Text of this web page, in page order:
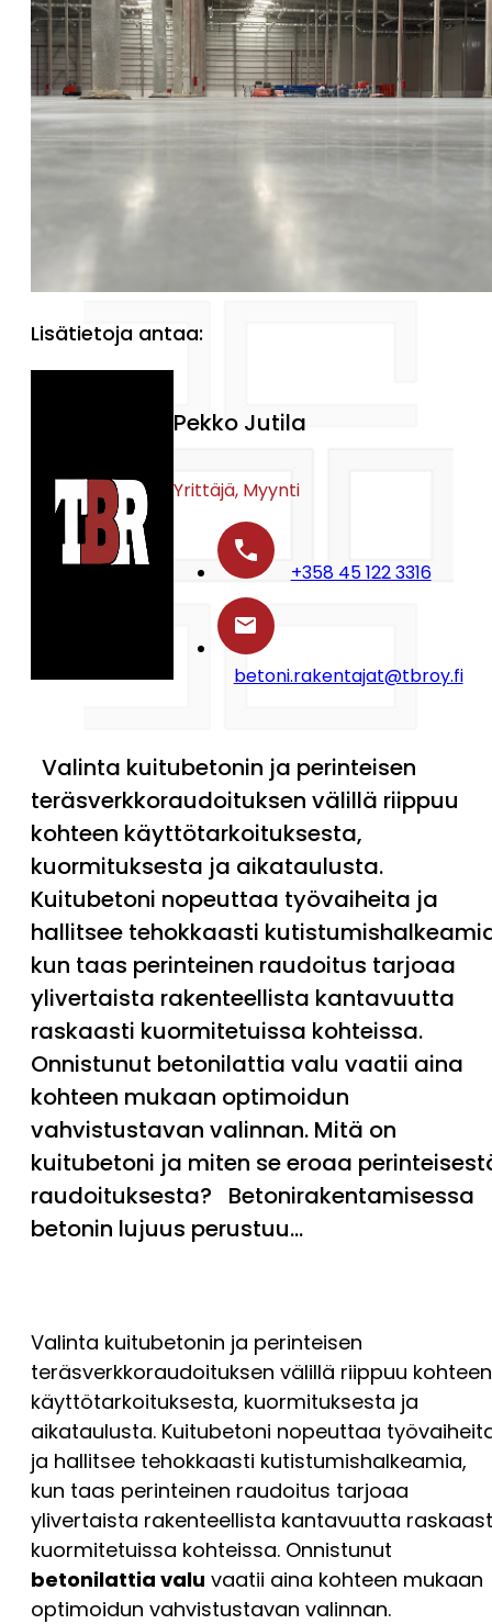
Lisätietoja antaa:
Pekko Jutila
Yrittäjä, Myynti
+358 45 122 3316
betoni.rakentajat@tbroy.fi
Valinta kuitubetonin ja perinteisen
teräsverkkoraudoituksen välillä riippuu
kohteen käyttötarkoituksesta,
kuormituksesta ja aikataulusta.
Kuitubetoni nopeuttaa työvaiheita ja
hallitsee tehokkaasti
kun taas perinteinen raudoitus tarjoaa
ylivertaista rakenteellista kantavuutta
raskaasti kuormitetuissa kohteissa.
Onnistunut betonilattia valu vaatii aina
kohteen mukaan optimoidun
vahvistustavan valinnan. Mitä on
kuitubetoni ja miten se eroaa
raudoituksesta? Betonirakentamisessa
betonin lujuus perustuu…
Valinta kuitubetonin ja perinteisen
teräsverkkoraudoituksen välillä riippuu kohteen
käyttötarkoituksesta, kuormituksesta ja
aikataulusta. Kuitubetoni nopeuttaa
ja hallitsee tehokkaasti kutistumishalkeamia,
kun taas perinteinen raudoitus tarjoaa
ylivertaista rakenteellista kantavuutta
kuormitetuissa kohteissa. Onnistunut
betonilattia valu vaatii aina kohteen mukaan
optimoidun vahvistustavan valinnan.